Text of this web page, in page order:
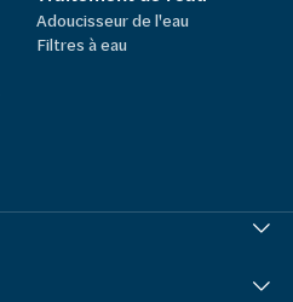
Adoucisseur de l'eau
Filtres à eau